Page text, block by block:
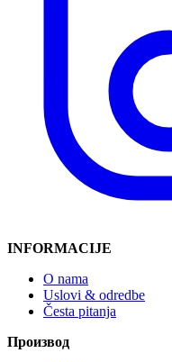
INFORMACIJE
O nama
Uslovi & odredbe
Česta pitanja
Производ